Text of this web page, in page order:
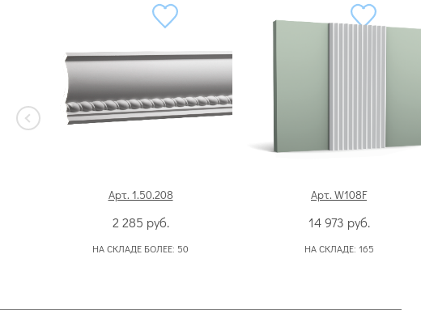
Арт. 1.50.208
2 285 руб.
НА СКЛАДЕ БОЛЕЕ: 50
Арт. W108F
14 973 руб.
НА СКЛАДЕ: 165